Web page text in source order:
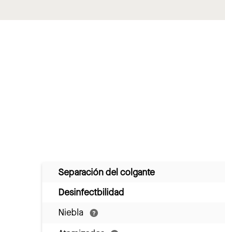
Separación del colgante
Desinfectbilidad
Niebla